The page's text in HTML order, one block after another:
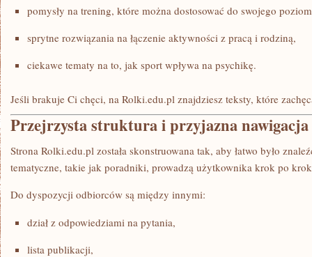
pomysły na trening, które można dostosować do swojego
sprytne rozwiązania na łączenie aktywności z pracą i rodziną,
ciekawe tematy na to, jak sport wpływa na psychikę.
Jeśli brakuje Ci chęci, na Rolki.edu.pl znajdziesz teksty, które
Przejrzysta struktura i przyjazna nawigacja
Strona Rolki.edu.pl została skonstruowana tak, aby łatwo było
tematyczne, takie jak poradniki, prowadzą użytkownika krok po
Do dyspozycji odbiorców są między innymi:
dział z odpowiedziami na pytania,
lista publikacji,